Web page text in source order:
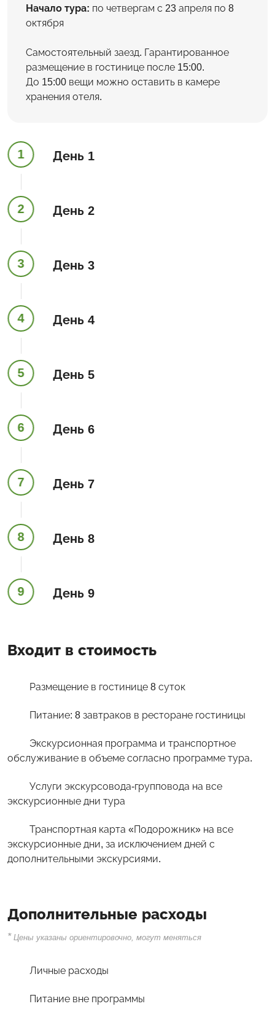
Начало тура: по четвергам с 23 апреля по 8
октября
Самостоятельный заезд. Гарантированное
размещение в гостинице после 15:00.
До 15:00 вещи можно оставить в камере
хранения отеля.
1 День 1
2 День 2
3 День 3
4 День 4
5 День 5
6 День 6
7 День 7
8 День 8
9 День 9
Входит в стоимость
Размещение в гостинице 8 суток
Питание: 8 завтраков в ресторане гостиницы
Экскурсионная программа и транспортное
обслуживание в объеме согласно программе тура.
Услуги экскурсовода-групповода на все
экскурсионные дни тура
Транспортная карта «Подорожник» на все
экскурсионные дни, за исключением дней с
дополнительными экскурсиями.
Дополнительные расходы
* Цены указаны ориентировочно, могут меняться
Личные расходы
Питание вне программы